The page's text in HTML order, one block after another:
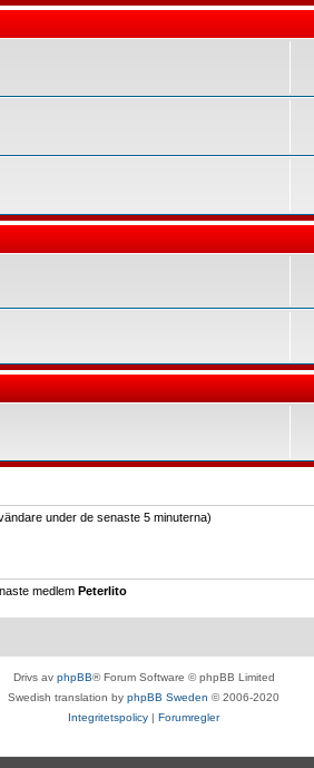
under de senaste 5 minuterna)
medlem Peterlito
Drivs av phpBB® Forum Software © phpBB Limited
Swedish translation by phpBB Sweden © 2006-2020
Integritetspolicy | Forumregler